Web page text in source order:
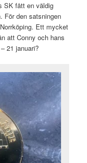
SK fått en väldig
För den satsningen
Ett mycket
att Conny och hans
21 januari?